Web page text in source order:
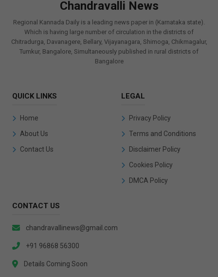
Chandravalli News
Regional Kannada Daily is a leading news paper in (Karnataka state).
Which is having large number of circulation in the districts of
Chitradurga, Davanagere, Bellary, Vijayanagara, Shimoga, Chikmagalur,
Tumkur, Bangalore, Simultaneously published in rural districts of
Bangalore
QUICK LINKS
Home
About Us
Contact Us
LEGAL
Privacy Policy
Terms and Conditions
Disclaimer Policy
Cookies Policy
DMCA Policy
CONTACT US
chandravallinews@gmail.com
+91 96868 56300
Details Coming Soon